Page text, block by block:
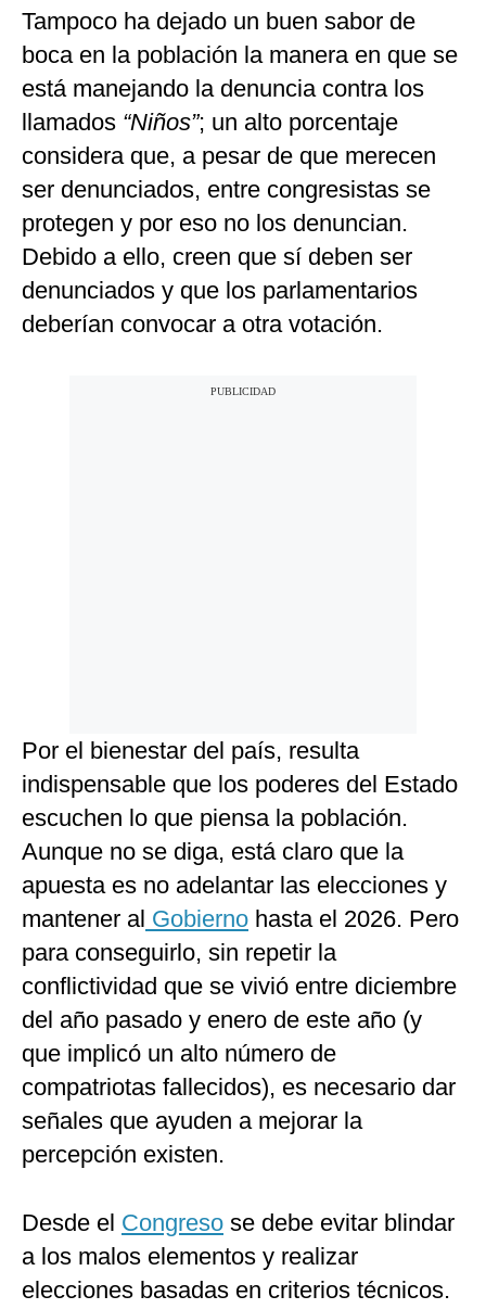
Tampoco ha dejado un buen sabor de
boca en la población la manera en que se
está manejando la denuncia contra los
llamados “Niños”; un alto porcentaje
considera que, a pesar de que merecen
ser denunciados, entre congresistas se
protegen y por eso no los denuncian.
Debido a ello, creen que sí deben ser
denunciados y que los parlamentarios
deberían convocar a otra votación.
Por el bienestar del país, resulta
indispensable que los poderes del Estado
escuchen lo que piensa la población.
Aunque no se diga, está claro que la
apuesta es no adelantar las elecciones y
mantener al Gobierno hasta el 2026. Pero
para conseguirlo, sin repetir la
conflictividad que se vivió entre diciembre
del año pasado y enero de este año (y
que implicó un alto número de
compatriotas fallecidos), es necesario dar
señales que ayuden a mejorar la
percepción existen.
Desde el Congreso se debe evitar blindar
a los malos elementos y realizar
elecciones basadas en criterios técnicos.